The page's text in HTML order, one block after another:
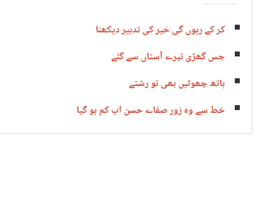
کر کے رہوں گی خیر کی تدبیر دیکھنا
جس گھڑی تیرے آستاں سے گئے
ہاتھ چھوٹیں بھی تو رشتے
خط سے وہ زور صفاے حسن اب کم ہو گیا